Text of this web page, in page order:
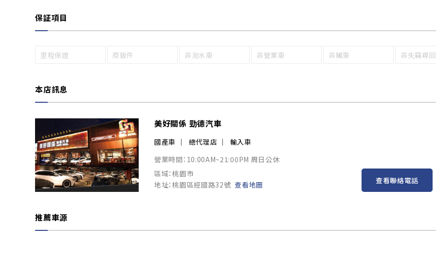
保証項目
里程保證 原鈑件 非泡水車 非營業車 非贓車 非失竊尋
本店訊息
美好關係 勁德汽車
國產車 總代理店
輸入車
營業時間：10:00AM~21:00PM 周日公休
區域：桃園市
地址：桃園區經國路32號 查看地圖 查看聯絡電話
推薦車源